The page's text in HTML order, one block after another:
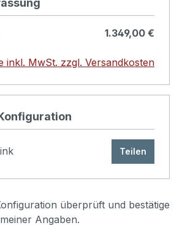
noch farbige Kanten am
Aufpreis 10,-€.1.349,00 €
inkl. MwSt. zzgl. Versandkosten
Teilen
überprüft und bestätige
Angaben.